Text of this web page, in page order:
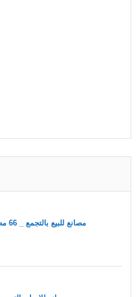
مصانع للبيع بالتجمع _ 66 مصنع للبيع بالتجمع